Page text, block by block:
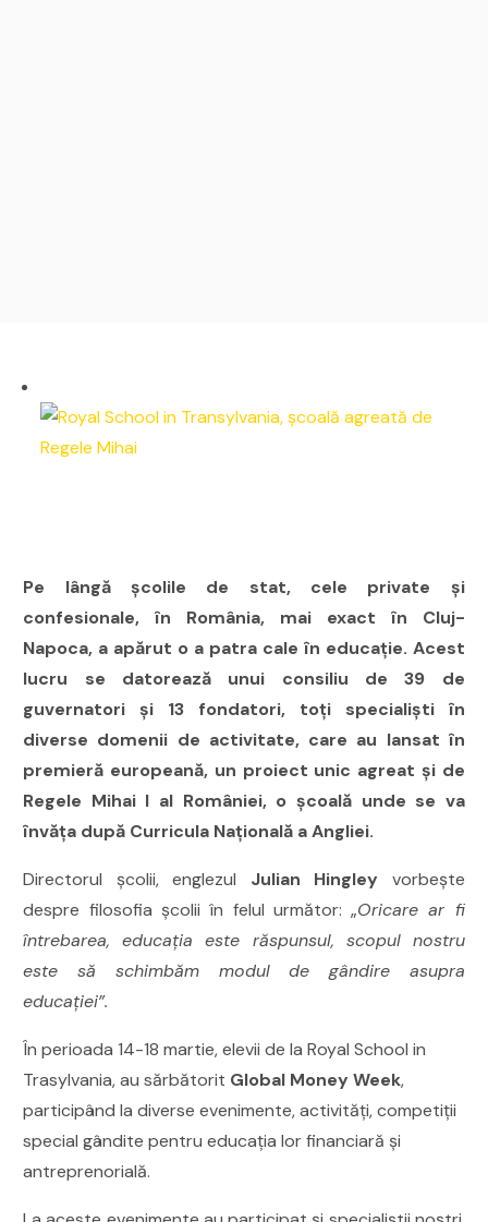
Pe lângă școlile de stat, cele private și
confesionale, în România, mai exact în Cluj-
Napoca, a apărut o a patra cale în educație. Acest
lucru se datorează unui consiliu de 39 de
guvernatori și 13 fondatori, toți specialiști în
diverse domenii de activitate, care au lansat în
premieră europeană, un proiect unic agreat și de
Regele Mihai I al României, o școală unde se va
învăţa după Curricula Naţională a Angliei.
Directorul școlii, englezul Julian Hingley vorbește
despre filosofia școlii în felul următor: „Oricare ar fi
întrebarea, educația este răspunsul, scopul nostru
este să schimbăm modul de gândire asupra
educației”.
În perioada 14-18 martie, elevii de la Royal School in
Trasylvania, au sărbătorit Global Money Week,
participând la diverse evenimente, activități, competiții
special gândite pentru educația lor financiară și
antreprenorială.